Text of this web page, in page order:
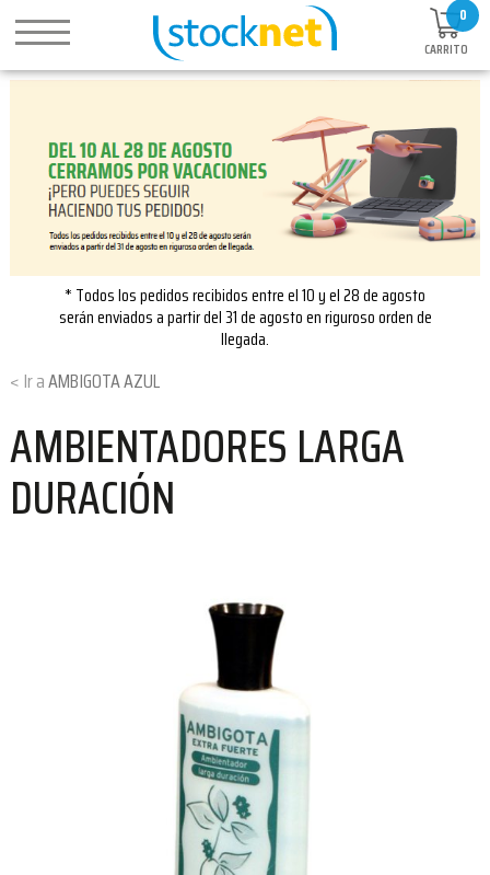
0
CARRITO
* Todos los pedidos recibidos entre el 10 y el 28 de agosto
serán enviados a partir del 31 de agosto en riguroso orden de
llegada.
AMBIGOTA AZUL
AMBIENTADORES LARGA
DURACIÓN